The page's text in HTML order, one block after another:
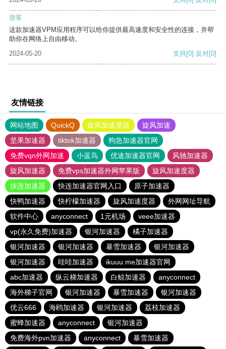
游客
这款加速器VPM应用程序可以给你提供最高速度和安全性的连接，并帮
助你在网络上自由移动。
2024-05-20
支持[0] 反对[0]
友情链接
网站地图 QuickQ 旋风加速度器
旋风加速
坚果加速器
tiktok加速器
狗急加速器官网
免费vqn外网加速
小蓝鸟 优途加速器官网
风驰加速器
旋风加速器
免费vps加速器外网苹果版
旋风加速度器
快连加速器
快连加速器官网入口
原子加速器
快鸭加速器
快柠檬加速器 旋风加速度器
外网网址导航
软件中心
anyconnect 1元机场
veee加速器
vp(永久免费)加速器
银河加速器
橘子加速器
银河加速器
银河加速器 暴雪加速器
银河加速器
银河加速器
哇哇加速器
ikuuu.me加速器官网
abc加速器
纵云梯加速器 白鲸加速器
anyconnect
海外梯子官网
银河加速器 暴雪加速器
银河加速器
优云666
海鸥加速器 银河加速器
荔枝加速器
蜜蜂加速器
anyconnect
银河加速器
免费海外pvn加速器
anyconnect 暴雪加速器